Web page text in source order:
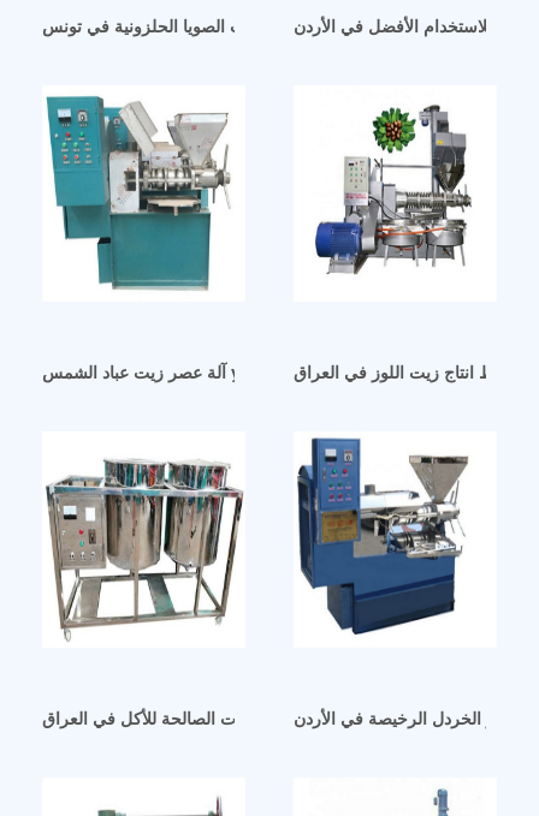
آلة عصر زيت الصويا الحلزونية في تونسللاستخدام الأفضل في الأردن
آلة عصر زيت عباد الشمس yzyx120j في اربيل
خطوط انتاج زيت اللوز في العراق
زيوت تستحوذ على مصفاة للزيوت الصالحة للأكل في العراق
بذور الخردل الرخيصة في الأردن